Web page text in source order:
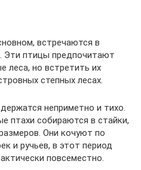
встречаются в
Эти птицы предпочитают
леса, но встретить их
степных лесах.
неприметно и тихо.
птахи собираются в стайки,
Они кочуют по
и ручьев, в этот период
повсеместно.